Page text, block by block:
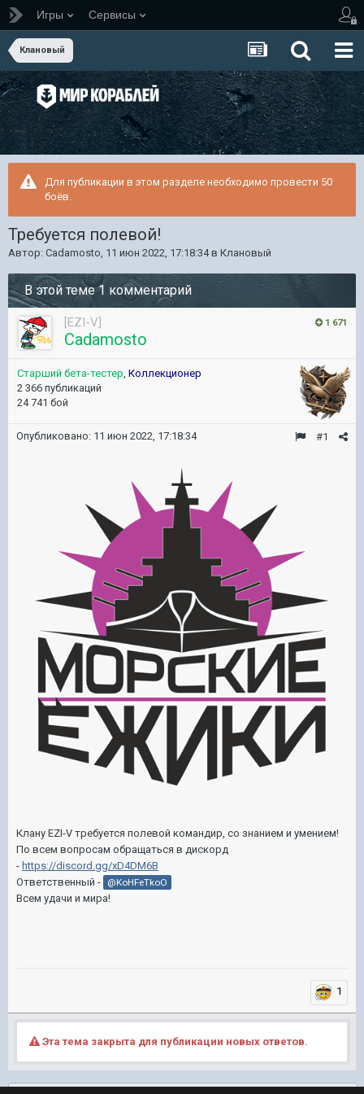
Игры Сервисы
Клановый
Для публикации в этом разделе необходимо провести 50
боёв.
Требуется полевой!
Автор: Cadamosto, 11 июн 2022, 17:18:34в Клановый
В этой теме 1 комментарий
1 671
[EZI-V]
Cadamosto
Старший бета-тестер, Коллекционер
2 366 публикаций
24 741 бой
#1
Опубликовано: 11 июн 2022, 17:18:34
Клану EZI-V требуется полевой командир, со знанием и умением!
По всем вопросам обращаться в дискорд
- https://discord.gg/xD4DM6B
Ответственный -
@KoHFeTkoO
Всем удачи и мира!
1
Эта тема закрыта для публикации новых ответов.